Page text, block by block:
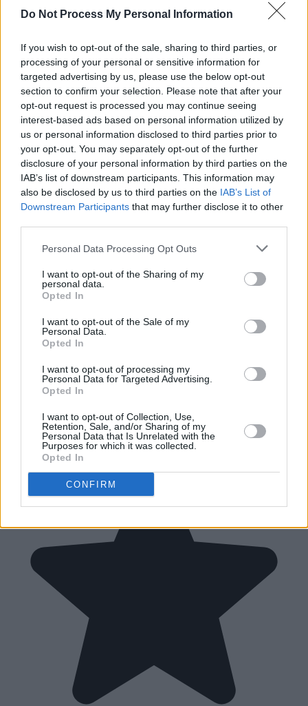
Do Not Process My Personal Information
If you wish to opt-out of the sale, sharing to third parties, or
processing of your personal or sensitive information for
targeted advertising by us, please use the below opt-out
section to confirm your selection. Please note that after your
opt-out request is processed you may continue seeing
interest-based ads based on personal information utilized by
us or personal information disclosed to third parties prior to
your opt-out. You may separately opt-out of the further
disclosure of your personal information by third parties on the
IAB’s list of downstream participants. This information may
also be disclosed by us to third parties on the IAB’s List of
Downstream Participants that may further disclose it to other
Personal Data Processing Opt Outs
I want to opt-out of the Sharing of my
personal data.
Opted In
I want to opt-out of the Sale of my
Personal Data.
Opted In
I want to opt-out of processing my
Personal Data for Targeted Advertising.
Opted In
I want to opt-out of Collection, Use,
Retention, Sale, and/or Sharing of my
Personal Data that Is Unrelated with the
Purposes for which it was collected.
Opted In
CONFIRM